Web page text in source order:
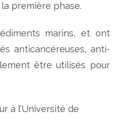
première phase.
marins, et ont
anticancéreuses, anti-
être utilisés pour
à l’Université de